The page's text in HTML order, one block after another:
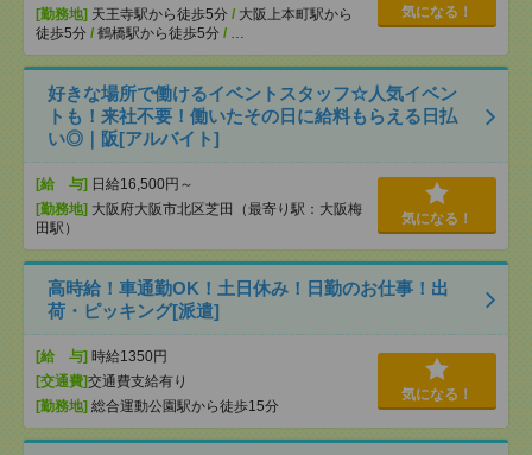
[勤務地] 天王寺駅から徒歩5分 / 大阪上本町駅から
徒歩5分 / 鶴橋駅から徒歩5分 / …
気になる！
好きな場所で働けるイベントスタッフ☆人気イベン
トも！来社不要！働いたその日に給料もらえる日払
い◎｜阪[アルバイト]
[給 与] 日給16,500円～
[勤務地] 大阪府大阪市北区芝田（最寄り駅：大阪梅
田駅）
気になる！
高時給！車通勤OK！土日休み！日勤のお仕事！出
荷・ピッキング[派遣]
[給 与] 時給1350円
[交通費]交通費支給有り
[勤務地] 総合運動公園駅から徒歩15分
気になる！